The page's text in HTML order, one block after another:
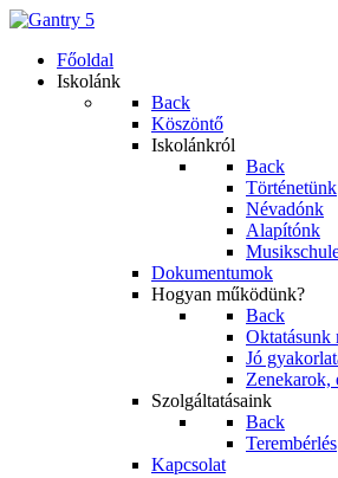
Főoldal
Iskolánk
Back
Köszöntő
Iskolánkról
Back
Történetünk
Névadónk
Alapítónk
Dokumentumok
Hogyan működünk?
Back
Oktatásunk
Jó
Zenekarok,
Szolgáltatásaink
Back
Terembérlés
Kapcsolat